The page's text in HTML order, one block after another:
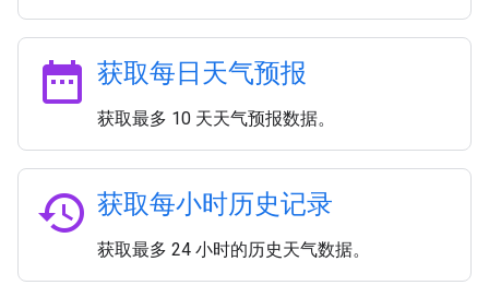
date_range 获取每日天气预报
获取最多 10 天天气预报数据。
history 获取每小时历史记录
获取最多 24 小时的历史天气数据。